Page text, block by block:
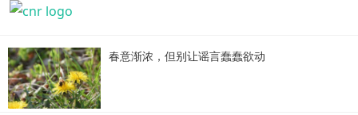
春意渐浓，但别让谣言蠢蠢欲动